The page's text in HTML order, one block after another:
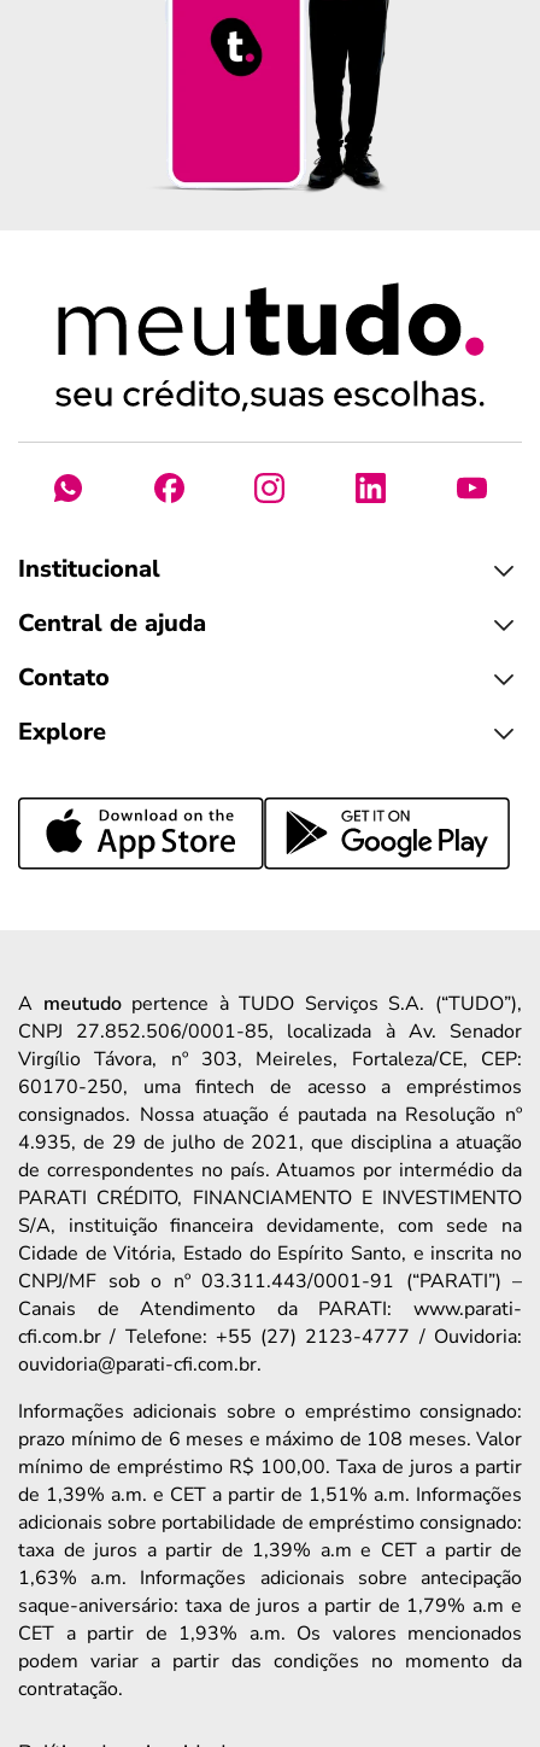
Institucional
Central de ajuda
Contato
Explore
A meutudopertence à TUDO Serviços S.A. (“TUDO”),
CNPJ 27.852.506/0001-85, localizada à Av. Senador
Virgílio Távora, nº 303, Meireles, Fortaleza/CE, CEP:
60170-250, uma fintech de acesso a empréstimos
consignados. Nossa atuação é pautada na Resolução nº
4.935, de 29 de julho de 2021, que disciplina a atuação
de correspondentes no país. Atuamos por intermédio da
PARATI CRÉDITO, FINANCIAMENTO E INVESTIMENTO
S/A, instituição financeira devidamente, com sede na
Cidade de Vitória, Estado do Espírito Santo, e inscrita no
CNPJ/MF sob o nº 03.311.443/0001-91 (“PARATI”) –
Canais de Atendimento da PARATI: www.parati-
cfi.com.br / Telefone: +55 (27) 2123-4777 / Ouvidoria:
ouvidoria@parati-cfi.com.br.
Informações adicionais sobre o empréstimo consignado:
prazo mínimo de 6 meses e máximo de 108 meses. Valor
mínimo de empréstimo R$ 100,00. Taxa de juros a partir
de 1,39% a.m. e CET a partir de 1,51% a.m. Informações
adicionais sobre portabilidade de empréstimo consignado:
taxa de juros a partir de 1,39% a.m e CET a partir de
1,63% a.m. Informações adicionais sobre antecipação
saque-aniversário: taxa de juros a partir de 1,79% a.m e
CET a partir de 1,93% a.m. Os valores mencionados
podem variar a partir das condições no momento da
contratação.